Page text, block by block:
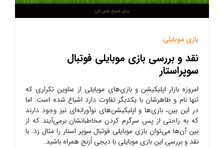
بازی موبایلی
نقد و بررسی بازی موبایلی فوتبال
سوپراستار
امروزه بازار اپلیکیشن و بازی‌های موبایلی از عناوین تکراری که
تنها نام و ظاهرشان با یکدیگر تفاوت دارد اشباع شده است. اما
در این بین، بازی‌ها و اپلیکیشن‌های نوآورانه‌ای نیز وجود دارند
که به راحتی از پس سرگرم کردن مخاطبانشان برمی‌آیند که از
بین آن‌ها می‌توان بازی موبایلی فوتبال سوپر استار را مثال زد. با
نقد و بررسی این بازی موبایلی با دیجی اُرَنج همراه باشید.